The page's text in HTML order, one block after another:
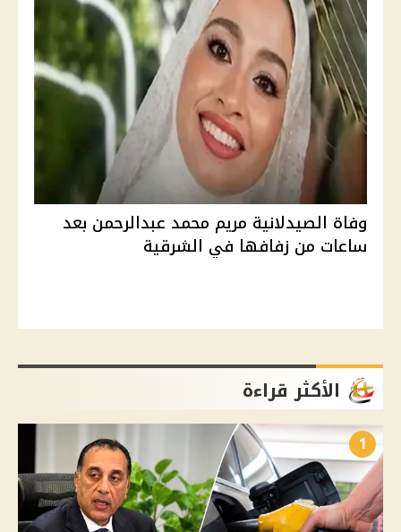
وفاة الصيدلانية مريم محمد عبدالرحمن بعد
ساعات من زفافها في الشرقية
الأكثر قراءة
1